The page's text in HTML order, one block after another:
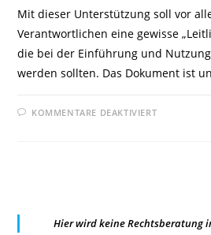
Mit dieser Unterstützung soll vor
Verantwortlichen eine gewisse
die bei der Einführung und
werden sollten. Das Dokument ist
KOMMENTARE DEAKTIVIERTFÜR
Hier wird keine Rechtsberatung